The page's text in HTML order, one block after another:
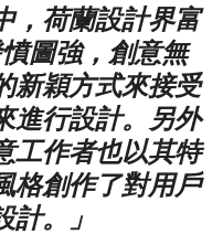
，荷蘭設計界富
圖強，創意無
新穎方式來接受
進行設計。另外
工作者也以其特
格創作了對用戶
計。」